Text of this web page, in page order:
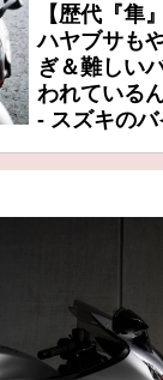
【歴代『隼
ハヤブサも
ぎ＆難しい
われている
- スズキのバ